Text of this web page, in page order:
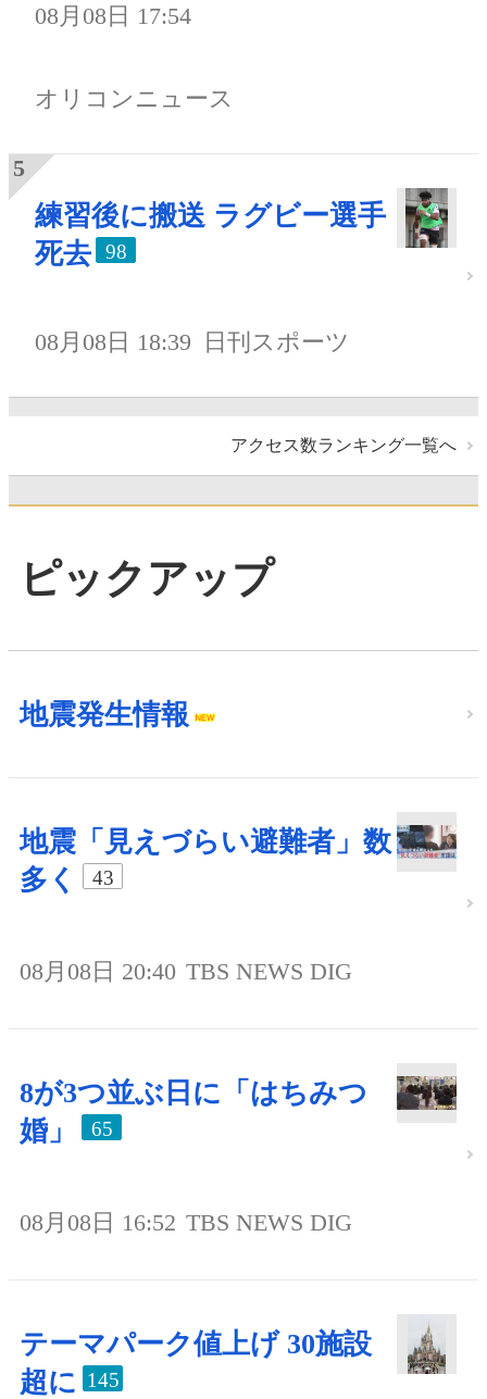
08月08日 17:54
オリコンニュース
練習後に搬送 ラグビー選手
死去
98
08月08日 18:39 日刊スポーツ
アクセス数ランキング一覧へ
ピックアップ
地震発生情報
地震「見えづらい避難者」数
多く
43
08月08日 20:40 TBS NEWS DIG
8が3つ並ぶ日に「はちみつ
婚」
65
08月08日 16:52 TBS NEWS DIG
テーマパーク値上げ 30施設
超に 145